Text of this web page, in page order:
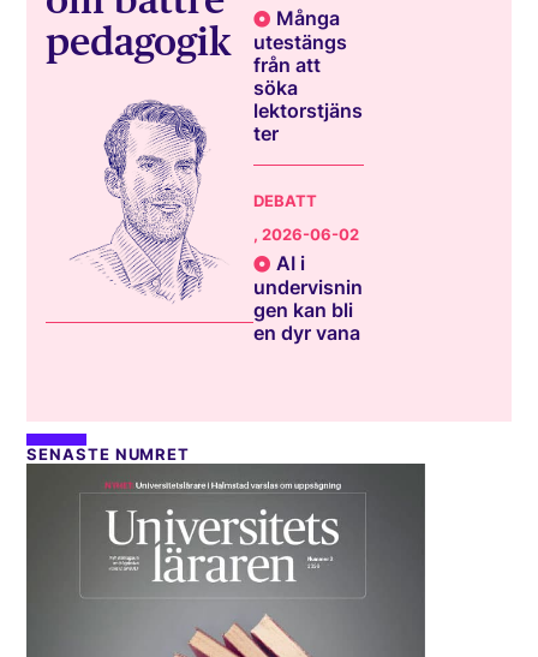
pedagogik
Många
utestängs
från att
söka
lektorstjäns
ter
DEBATT
, 2026-06-02
AI i
undervisnin
gen kan bli
en dyr vana
SENASTE NUMRET